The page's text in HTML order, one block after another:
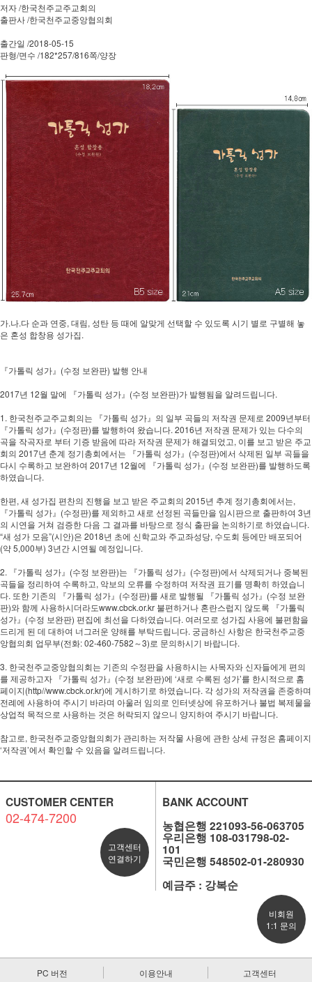
저자 /한국천주교주교회의
출판사 /한국천주교중앙협의회
출간일 /2018-05-15
판형/면수 /182*257/816쪽/양장
가.나.다 순과 연중, 대림, 성탄 등 때에 알맞게 선택할 수 있도록 시기 별로 구별해 놓
은 혼성 합창용 성가집.​
『가톨릭 성가』(수정 보완판) 발행 안내
2017년 12월 말에 『가톨릭 성가』(수정 보완판)가 발행됨을 알려드립니다.
1. 한국천주교주교회의는 『가톨릭 성가』의 일부 곡들의 저작권 문제로 2009년부터
『가톨릭 성가』(수정판)를 발행하여 왔습니다. 2016년 저작권 문제가 있는 다수의
곡을 작곡자로 부터 기증 받음에 따라 저작권 문제가 해결되었고, 이를 보고 받은 주교
회의 2017년 춘계 정기총회에서는 『가톨릭 성가』(수정판)에서 삭제된 일부 곡들을
다시 수록하고 보완하여 2017년 12월에 『가톨릭 성가』(수정 보완판)를 발행하도록
하였습니다.
한편, 새 성가집 편찬의 진행을 보고 받은 주교회의 2015년 추계 정기총회에서는,
『가톨릭 성가』(수정판)를 제외하고 새로 선정된 곡들만을 임시판으로 출판하여 3년
의 시연을 거쳐 검증한 다음 그 결과를 바탕으로 정식 출판을 논의하기로 하였습니다.
“새 성가 모음”(시안)은 2018년 초에 신학교와 주교좌성당, 수도회 등에만 배포되어
(약 5,000부) 3년간 시연될 예정입니다.
2. 『가톨릭 성가』(수정 보완판)는 『가톨릭 성가』(수정판)에서 삭제되거나 중복된
곡들을 정리하여 수록하고, 악보의 오류를 수정하며 저작권 표기를 명확히 하였습니
다. 또한 기존의 『가톨릭 성가』(수정판)를 새로 발행될 『가톨릭 성가』(수정 보완
판)와 함께 사용하시더라도www.cbck.or.kr 불편하거나 혼란스럽지 않도록 『가톨릭
성가』(수정 보완판) 편집에 최선을 다하였습니다. 여러모로 성가집 사용에 불편함을
드리게 된 데 대하여 너그러운 양해를 부탁드립니다. 궁금하신 사항은 한국천주교중
앙협의회 업무부(전화: 02-460-7582～3)로 문의하시기 바랍니다.
3. 한국천주교중앙협의회는 기존의 수정판을 사용하시는 사목자와 신자들에게 편의
를 제공하고자 『가톨릭 성가』(수정 보완판)에 ‘새로 수록된 성가’를 한시적으로 홈
페이지(http//www.cbck.or.kr)에 게시하기로 하였습니다. 각 성가의 저작권을 존중하며
전례에 사용하여 주시기 바라며 아울러 임의로 인터넷상에 유포하거나 불법 복제물을
상업적 목적으로 사용하는 것은 허락되지 않으니 양지하여 주시기 바랍니다.
참고로, 한국천주교중앙협의회가 관리하는 저작물 사용에 관한 상세 규정은 홈페이지
‘저작권’에서 확인할 수 있음을 알려드립니다.
CUSTOMER CENTER
02-474-7200
고객센터
연결하기
BANK ACCOUNT
농협은행 221093-56-063705
우리은행 108-031798-02-
101
국민은행 548502-01-280930
예금주 : 강복순
비회원
1:1 문의
PC 버전 이용안내 고객센터